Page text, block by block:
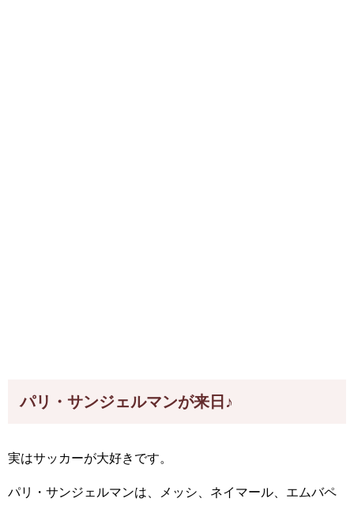
パリ・サンジェルマンが来日♪
実はサッカーが大好きです。
パリ・サンジェルマンは、メッシ、ネイマール、エムバペ